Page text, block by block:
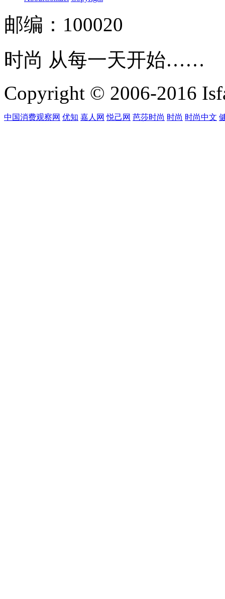
邮编：100020
时尚 从每一天开始……
Copyright © 2006-2016
中国消费观察网 优知 嘉人网 悦己网 芭莎时尚 时尚 时尚中文